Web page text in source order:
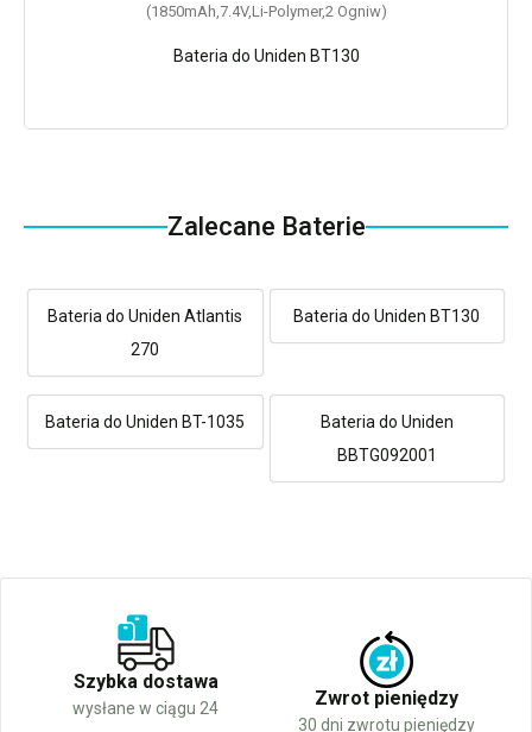
(1850mAh,7.4V,Li-Polymer,2 Ogniw)
Bateria do Uniden BT130
Zalecane Baterie
Bateria do Uniden Atlantis
270
Bateria do Uniden BT130
Bateria do Uniden BT-1035
Bateria do Uniden
BBTG092001
Szybka dostawa
wysłane w ciągu 24
Zwrot pieniędzy
30 dni zwrotu pieniędzy